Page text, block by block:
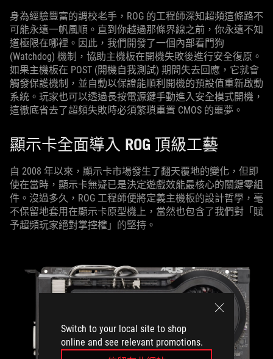
Switch to your local site to shop
online and see relevant promotions.
身為經驗豐富的調校老手，ROG 的工程師深知超頻這條路不
可能永遠一帆風順。直到你越過那條界線之前，你永遠不知
道極限在哪裡。因此，我們開發了一個內部看門狗
(Watchdog) 機制，協助主機板在開機失敗後進行安全復原。
如果主機板在 POST (開機自我測試) 期間失去回應，它就會
觸發保護機制，並自動以保證能順利開機的預設值重新啟動
系統。玩家也可以透過長按電源鍵手動進入安全模式開機，
這徹底省去了超頻失敗時必須繁瑣重置 CMOS 的噩夢。
顯示卡全面導入 ROG 頂級工藝
自 2008 年以來，顯示卡市場發生了翻天覆地的變化，但即
使在當時，顯示卡無疑已是決定遊戲效能最核心的關鍵零組
件。沒過多久，ROG 工程師便將定義主機板的設計哲學，毫
不保留地套用在顯示卡原型機上，當然也包含了我們對「賦
予超頻玩家絕對掌控權」的堅持。